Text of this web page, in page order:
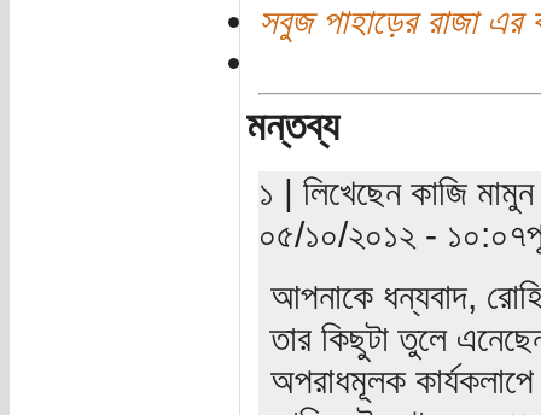
সবুজ পাহাড়ের রাজা এর
মন্তব্য
১ | লিখেছেন কাজি
০৫/১০/২০১২ -
আপনাকে ধন্যবাদ,
তার কিছুটা তুলে
অপরাধমূলক